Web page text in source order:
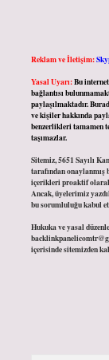
Reklam ve İletişim:
Yasal Uyarı:Bu
bağlantısı
paylaşılmaktadır.
ve kişiler hakkında
benzerlikleri tamamen
taşımazlar.
Sitemiz, 5651 Sayılı
tarafından onaylanmış
içerikleri proaktif
Ancak, üyelerimiz
bu sorumluluğu kabul
Hukuka ve yasal
içerisinde sitemizden